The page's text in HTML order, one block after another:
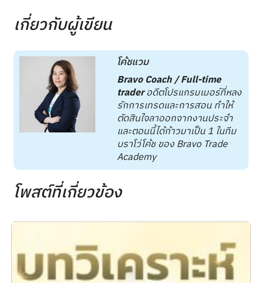
เกี่ยวกับผู้เขียน
โค้ชแวม
Bravo Coach / Full-time
traderอดีตโปรแกรมเมอร์ที่หลง
รักการเทรดและการสอน ทำให้
ตัดสินใจลาออกจากงานประจำ
และตอนนี้ได้ก้าวมาเป็น 1 ในทีม
บราโว่โค้ช ของ Bravo Trade
Academy
โพสต์ที่เกี่ยวข้อง